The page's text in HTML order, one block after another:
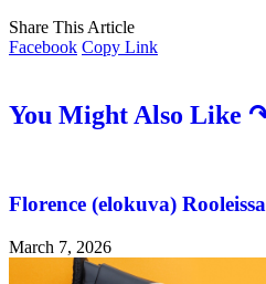
Share This Article
Facebook Copy Link
You Might Also Like
Florence (elokuva) Rooleissa
March 7, 2026